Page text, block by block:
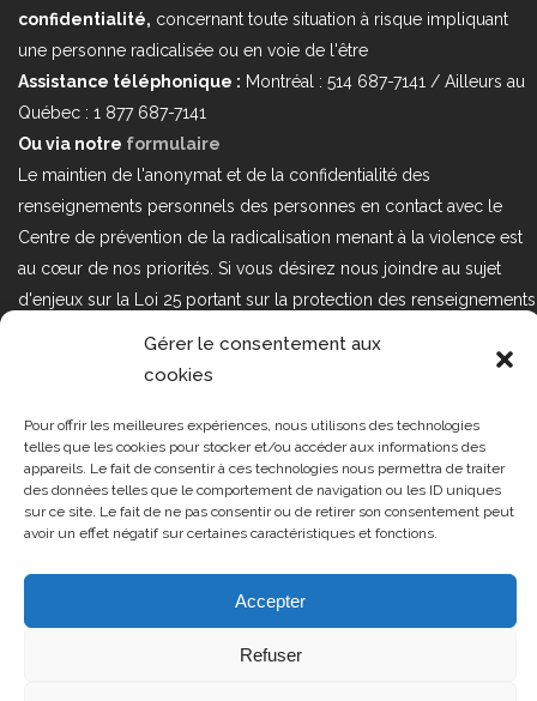
Gérer le consentement aux
cookies
Pour offrir les meilleures expériences, nous utilisons des technologies
telles que les cookies pour stocker et/ou accéder aux informations des
appareils. Le fait de consentir à ces technologies nous permettra de traiter
des données telles que le comportement de navigation ou les ID uniques
sur ce site. Le fait de ne pas consentir ou de retirer son consentement peut
avoir un effet négatif sur certaines caractéristiques et fonctions.
Accepter
Refuser
confidentialité, concernant toute situation à risque impliquant
une personne radicalisée ou en voie de l'être
Assistance téléphonique : Montréal : 514 687-7141 / Ailleurs au
Québec : 1 877 687-7141
Ou via notre formulaire
Le maintien de l'anonymat et de la confidentialité des
renseignements personnels des personnes en contact avec le
Centre de prévention de la radicalisation menant à la violence est
au cœur de nos priorités. Si vous désirez nous joindre au sujet
d'enjeux sur la Loi 25 portant sur la protection des renseignements
nous à l'adresse courriel suivant : loi25@cprmv.org Pour en savoir
Tous droits réservés @2019 CPRMV
| Centre de prévention de la
radicalisation menant à la violence
(CPRMV)